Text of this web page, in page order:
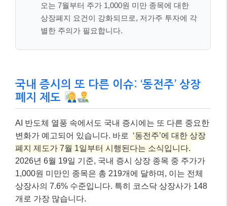
오는 7월부터 주가 1,000원 미만 종목에 대한
상장폐지 요건이 강화되므로, 저가주 투자에 각
별한 주의가 필요합니다.
국내 증시의 또 다른 이슈: ‘동전주’ 상장
폐지 제도
AI 반도체 열풍 속에서도 국내 증시에는 또 다른 중요한
변화가 예고되어 있습니다. 바로
‘동전주’에 대한 상장
폐지 제도가 7월 1일부터 시행된다는 소식입니다.
2026년 6월 19일 기준, 국내 증시 상장 종목 중 주가가
1,000원 미만인 종목은 총 219개에 달하며, 이는 전체
상장사의 7.6% 수준입니다. 특히 코스닥 상장사가 148
개로 가장 많습니다.